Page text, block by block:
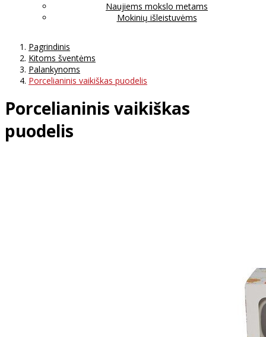
Naujiems mokslo metams
Mokinių išleistuvėms
Pagrindinis
Kitoms šventėms
Palankynoms
Porcelianinis vaikiškas puodelis
Porcelianinis vaikiškas
puodelis